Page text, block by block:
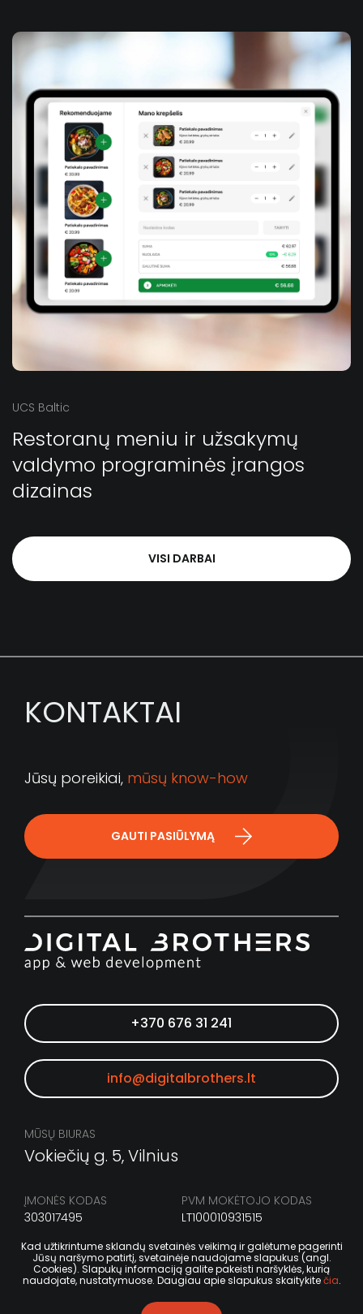
UCS Baltic
Restoranų meniu ir užsakymų
valdymo programinės įrangos
dizainas
VISI DARBAI
KONTAKTAI
Jūsų poreikiai, mūsų know-how
GAUTI PASIŪLYMĄ
+370 676 31 241
info@digitalbrothers.lt
MŪSŲ BIURAS
Vokiečių g. 5, Vilnius
ĮMONĖS KODAS
303017495
PVM MOKĖTOJO KODAS
LT100010931515
Privatumo politika
Kad užtikrintume sklandų svetainės veikimą ir galėtume pagerinti
Jūsų naršymo patirtį, svetainėje naudojame slapukus (angl.
Cookies). Slapukų informaciją galite pakeisti naršyklės, kurią
naudojate, nustatymuose. Daugiau apie slapukus skaitykitečia.